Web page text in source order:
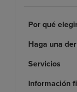
Por qué
Haga una
Servicios
Información